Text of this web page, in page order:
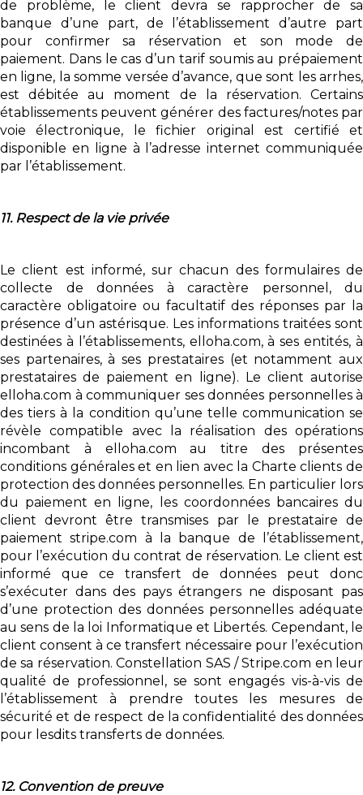
de problème, le client devra se rapprocher de sa
banque d’une part, de l’établissement d’autre part
pour confirmer sa réservation et son mode de
paiement. Dans le cas d’un tarif soumis au prépaiement
en ligne, la somme versée d’avance, que sont les arrhes,
est débitée au moment de la réservation. Certains
établissements peuvent générer des factures/notes par
voie électronique, le fichier original est certifié et
disponible en ligne à l’adresse internet communiquée
par l’établissement.
11. Respect de la vie privée
Le client est informé, sur chacun des formulaires de
collecte de données à caractère personnel, du
caractère obligatoire ou facultatif des réponses par la
présence d’un astérisque. Les informations traitées sont
destinées à l’établissements, elloha.com, à ses entités, à
ses partenaires, à ses prestataires (et notamment aux
prestataires de paiement en ligne). Le client autorise
elloha.com à communiquer ses données personnelles à
des tiers à la condition qu’une telle communication se
révèle compatible avec la réalisation des opérations
incombant à elloha.com au titre des présentes
conditions générales et en lien avec la Charte clients de
protection des données personnelles. En particulier lors
du paiement en ligne, les coordonnées bancaires du
client devront être transmises par le prestataire de
paiement stripe.com à la banque de l’établissement,
pour l’exécution du contrat de réservation. Le client est
informé que ce transfert de données peut donc
s’exécuter dans des pays étrangers ne disposant pas
d’une protection des données personnelles adéquate
au sens de la loi Informatique et Libertés. Cependant, le
client consent à ce transfert nécessaire pour l’exécution
de sa réservation. Constellation SAS / Stripe.com en leur
qualité de professionnel, se sont engagés vis-à-vis de
l’établissement à prendre toutes les mesures de
sécurité et de respect de la confidentialité des données
pour lesdits transferts de données.
12. Convention de preuve